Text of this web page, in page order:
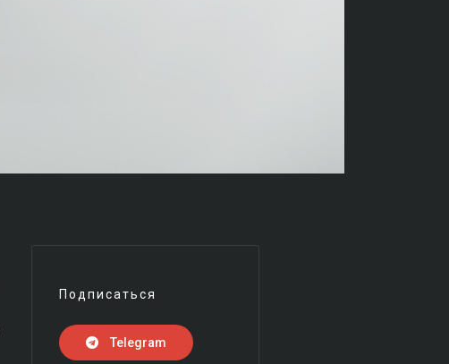
Подписаться
Telegram